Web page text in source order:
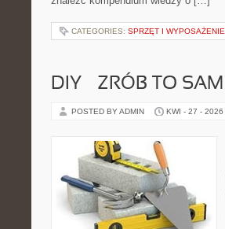
CATEGORIES: SPRZĘT I WYPOSAŻENIE
DIY – ZRÓB TO SAM
POSTED BY ADMIN KWI - 27 - 2026